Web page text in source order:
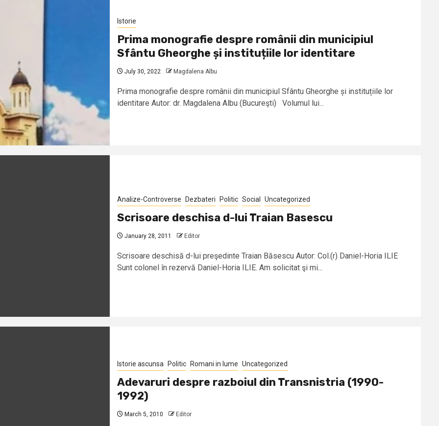
Istorie
Prima monografie despre românii din municipiul
Sfântu Gheorghe și instituțiile lor identitare
July 30, 2022 Magdalena Albu
Prima monografie despre românii din municipiul Sfântu Gheorghe și instituțiile lor
identitare Autor: dr. Magdalena Albu (Bucureşti) Volumul lui...
Analize-Controverse Dezbateri Politic Social Uncategorized
Scrisoare deschisa d-lui Traian Basescu
January 28, 2011 Editor
Scrisoare deschisă d-lui preşedinte Traian Băsescu Autor: Col.(r) Daniel-Horia ILIE
Sunt colonel în rezervă Daniel-Horia ILIE. Am solicitat şi mi...
Istorie ascunsa Politic Romani in lume Uncategorized
Adevaruri despre razboiul din Transnistria (1990-
1992)
March 5, 2010 Editor